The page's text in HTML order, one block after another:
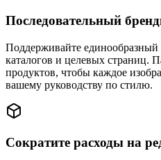
Последовательный
Поддерживайте
каталогов и целевых страниц.
продуктов, чтобы каждое
вашему руководству по стилю.
Сократите расходы на